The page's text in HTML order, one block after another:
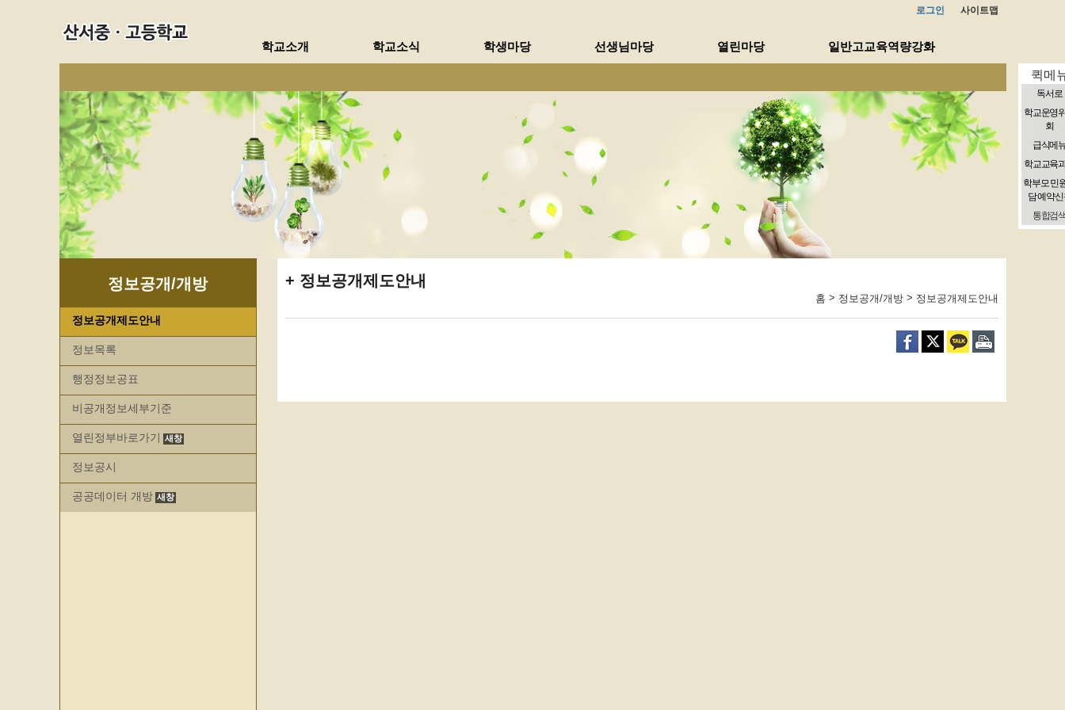
로그인 사이트맵
학교소개 학교소식 학생마당 선생님마당 열린마당 일반고교육역량강화
퀵메
독서로
학교운영
회
급식메
학교교육
학부모 민
담 예약
통합검
정보공개/개방
정보공개제도안내
정보목록
행정정보공표
비공개정보세부기준
열린정부바로가기
정보공시
공공데이터 개방
정보공개제도안내
홈 > 정보공개/개방> 정보공개제도안내